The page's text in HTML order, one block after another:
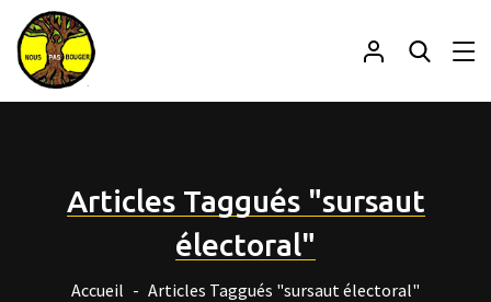
Articles Taggués "sursaut
électoral"
Accueil Articles Taggués "sursaut électoral"